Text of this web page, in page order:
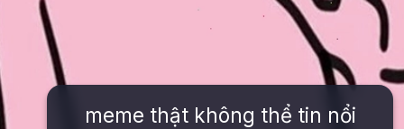
meme thật không thể tin nổi